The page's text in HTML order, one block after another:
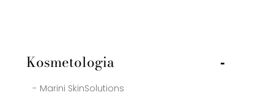
Kosmetologia
Marini SkinSolutions